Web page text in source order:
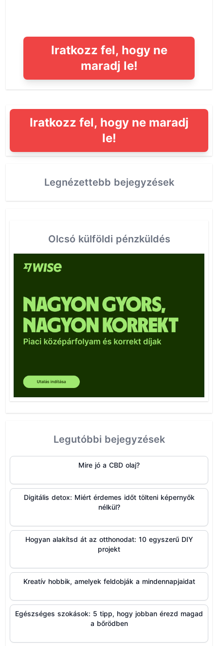
Iratkozz fel, hogy ne
maradj le!
Iratkozz fel, hogy ne maradj
le!
Legnézettebb bejegyzések
Olcsó külföldi pénzküldés
Legutóbbi bejegyzések
Mire jó a CBD olaj?
Digitális detox: Miért érdemes időt tölteni képernyők
nélkül?
Hogyan alakítsd át az otthonodat: 10 egyszerű DIY
projekt
Kreatív hobbik, amelyek feldobják a mindennapjaidat
Egészséges szokások: 5 tipp, hogy jobban érezd magad
a bőrödben